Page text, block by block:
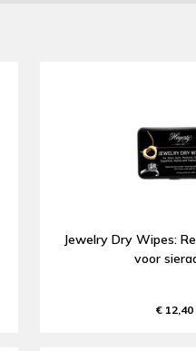
Jewelry Dry Wipes:
voor
€ 12,40